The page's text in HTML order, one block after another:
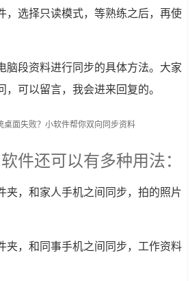
，选择只读模式，等熟练之后，再使
脑段资料进行同步的具体方法。大家
，可以留言，我会进来回复的。
件还可以有多种用法：
夹，和家人手机之间同步，拍的照片
夹，和同事手机之间同步，工作资料